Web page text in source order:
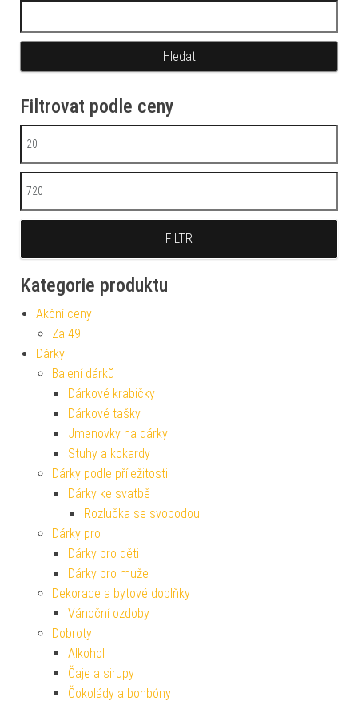
Filtrovat podle ceny
Minimální cena
Maximální cena
FILTR
Kategorie produktu
Akční ceny
Za 49
Dárky
Balení dárků
Dárkové krabičky
Dárkové tašky
Jmenovky na dárky
Stuhy a kokardy
Dárky podle příležitosti
Dárky ke svatbě
Rozlučka se svobodou
Dárky pro
Dárky pro děti
Dárky pro muže
Dekorace a bytové doplňky
Vánoční ozdoby
Dobroty
Alkohol
Čaje a sirupy
Čokolády a bonbóny